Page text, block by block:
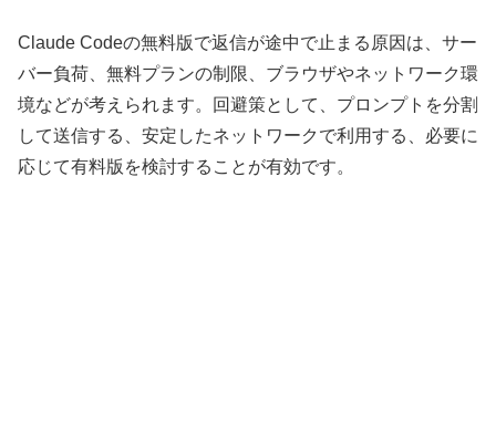
Claude Codeの無料版で返信が途中で止まる原因は、サー
バー負荷、無料プランの制限、ブラウザやネットワーク環
境などが考えられます。回避策として、プロンプトを分割
して送信する、安定したネットワークで利用する、必要に
応じて有料版を検討することが有効です。